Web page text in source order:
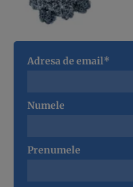
Adresa de email*
Numele
Prenumele